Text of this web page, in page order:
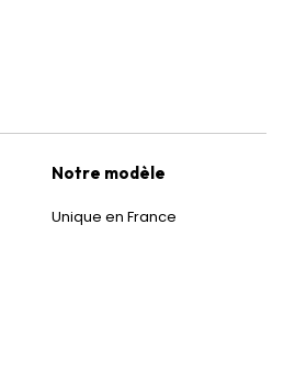
Notre modèle
Unique en France